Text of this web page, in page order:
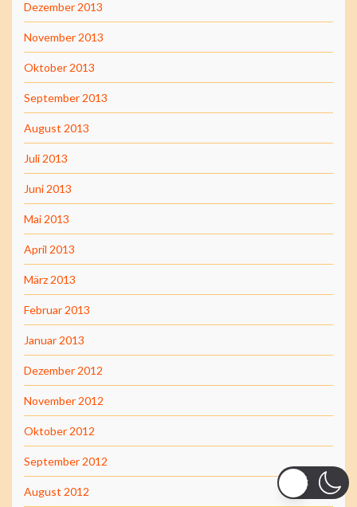
Dezember 2013
November 2013
Oktober 2013
September 2013
August 2013
Juli 2013
Juni 2013
Mai 2013
April 2013
März 2013
Februar 2013
Januar 2013
Dezember 2012
November 2012
Oktober 2012
September 2012
August 2012